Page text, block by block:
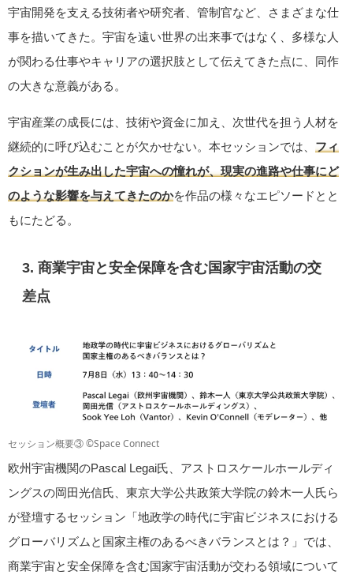
宇宙開発を支える技術者や研究者、管制官など、さまざまな仕
事を描いてきた。宇宙を遠い世界の出来事ではなく、多様な人
が関わる仕事やキャリアの選択肢として伝えてきた点に、同作
の大きな意義がある。
宇宙産業の成長には、技術や資金に加え、次世代を担う人材を
継続的に呼び込むことが欠かせない。本セッションでは、 フィ
クションが生み出した宇宙への憧れが、現実の進路や仕事にど
のような影響を与えてきたのかを作品の様々なエピソードとと
もにたどる。
3. 商業宇宙と安全保障を含む国家宇宙活動の交
差点
セッション概要③ ©Space Connect
欧州宇宙機関のPascal Legai氏、アストロスケールホールディ
ングスの岡田光信氏、東京大学公共政策大学院の鈴木一人氏ら
が登壇するセッション「地政学の時代に宇宙ビジネスにおける
グローバリズムと国家主権のあるべきバランスとは？」では、
商業宇宙と安全保障を含む国家宇宙活動が交わる領域について